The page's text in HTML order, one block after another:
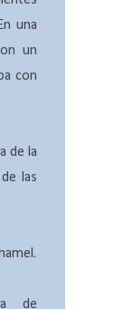
una
un
con
de la
las
de